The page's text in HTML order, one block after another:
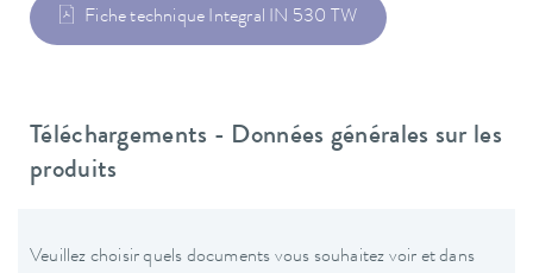
Fiche technique Integral IN 530 TW
Téléchargements - Données générales sur les
produits
Veuillez choisir quels documents vous souhaitez voir et dans